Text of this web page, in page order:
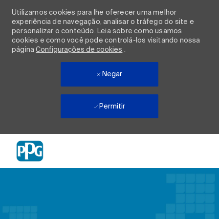
Utilizamos cookies para lhe oferecer uma melhor
experiência de navegação, analisar o tráfego do site e
personalizar o conteúdo. Leia sobre como usamos
cookies e como você pode controlá-los visitando nossa
páginaConfigurações de cookies .
Negar
Permitir